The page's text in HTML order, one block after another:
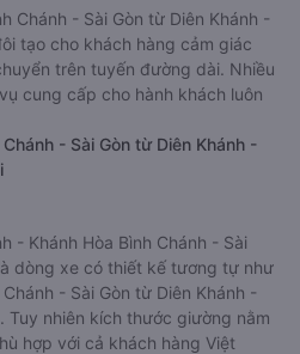
Chánh - Sài Gòn từ Diên Khánh -
tạo cho khách hàng cảm giác
trên tuyến đường dài. Nhiều
cung cấp cho hành khách luôn
- Sài Gòn từ Diên Khánh -
- Khánh Hòa Bình Chánh - Sài
dòng xe có thiết kế tương tự như
- Sài Gòn từ Diên Khánh -
Tuy nhiên kích thước giường nằm
hợp với cả khách hàng Việt